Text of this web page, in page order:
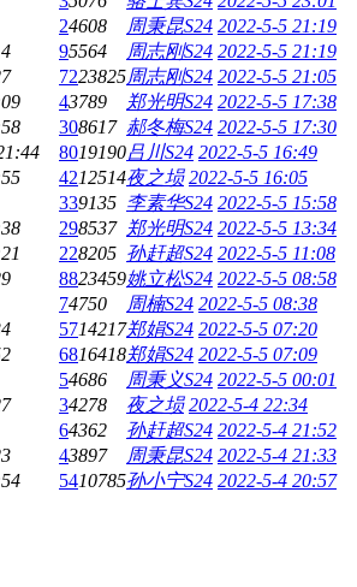
24608 周秉昆S24 2022-5-5 21:19
95564 周志刚S24 2022-5-5 21:19
7223825周志刚S24 2022-5-5 21:05
43789 郑光明S24 2022-5-5 17:38
308617 郝冬梅S24 2022-5-5 17:30
8019190吕川S24 2022-5-5 16:49
4212514夜之埙 2022-5-5 16:05
339135 李素华S24 2022-5-5 15:58
298537 郑光明S24 2022-5-5 13:34
228205 孙赶超S24 2022-5-5 11:08
8823459姚立松S24 2022-5-5 08:58
74750 周楠S24 2022-5-5 08:38
5714217郑娟S24 2022-5-5 07:20
6816418郑娟S24 2022-5-5 07:09
54686 周秉义S24 2022-5-5 00:01
34278 夜之埙 2022-5-4 22:34
64362 孙赶超S24 2022-5-4 21:52
43897 周秉昆S24 2022-5-4 21:33
5410785孙小宁S24 2022-5-4 20:57